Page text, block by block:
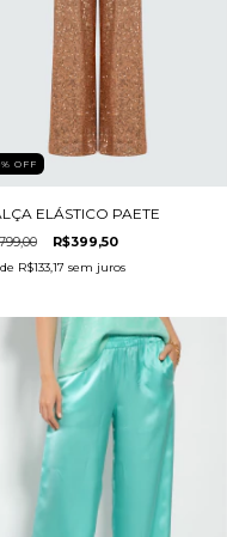
% OFF
ELÁSTICO PAETE
R$399,50
R$133,17 sem juros